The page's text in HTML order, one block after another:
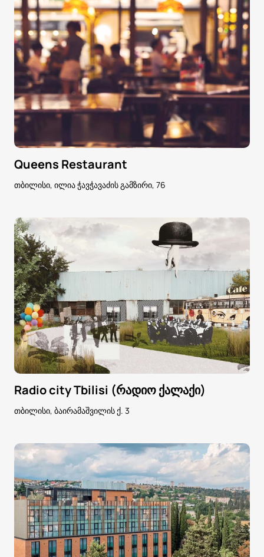
Queens Restaurant
თბილისი, ილია ჭავჭავაძის გამზირი, 76
Radio city Tbilisi (რადიო ქალაქი)
თბილისი, ბაირამაშვილის ქ. 3